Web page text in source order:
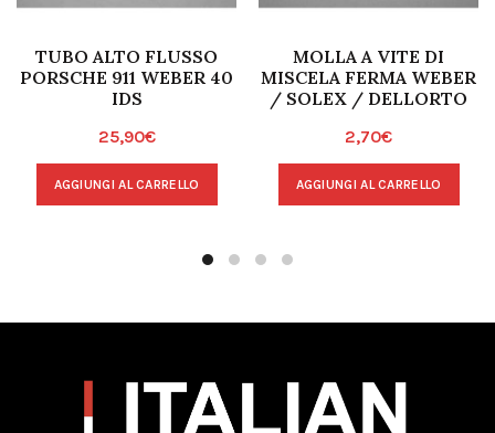
TUBO ALTO FLUSSO
PORSCHE 911 WEBER 40
IDS
25,90€
AGGIUNGI AL CARRELLO
MOLLA A VITE DI
MISCELA FERMA WEBER
/ SOLEX / DELLORTO
2,70€
AGGIUNGI AL CARRELLO